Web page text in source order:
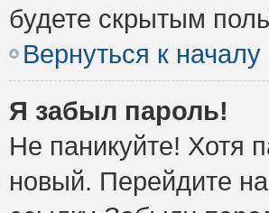
будете скрытым
Вернуться к началу
Я забыл пароль!
Не паникуйте! Хотя
новый. Перейдите